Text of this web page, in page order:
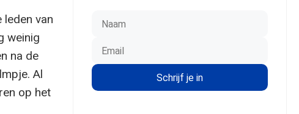
van
weinig
na de
Al
op het